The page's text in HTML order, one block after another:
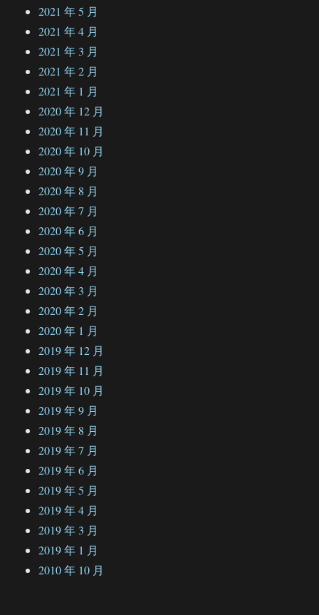
2021 年 5 月
2021 年 4 月
2021 年 3 月
2021 年 2 月
2021 年 1 月
2020 年 12 月
2020 年 11 月
2020 年 10 月
2020 年 9 月
2020 年 8 月
2020 年 7 月
2020 年 6 月
2020 年 5 月
2020 年 4 月
2020 年 3 月
2020 年 2 月
2020 年 1 月
2019 年 12 月
2019 年 11 月
2019 年 10 月
2019 年 9 月
2019 年 8 月
2019 年 7 月
2019 年 6 月
2019 年 5 月
2019 年 4 月
2019 年 3 月
2019 年 1 月
2010 年 10 月